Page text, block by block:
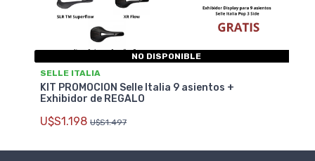
NO DISPONIBLE
SELLE ITALIA
KIT PROMOCION Selle Italia 9 asientos +
Exhibidor de REGALO
U$S1.198 U$S1.497